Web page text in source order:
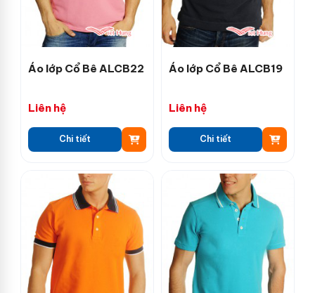
Áo lớp Cổ Bê ALCB22
Liên hệ
Chi tiết
Áo lớp Cổ Bê ALCB19
Liên hệ
Chi tiết